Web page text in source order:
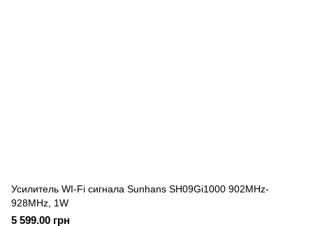
Усилитель WI-Fi сигнала Sunhans SH09Gi1000 902MHz-
928MHz, 1W
5 599.00 грн